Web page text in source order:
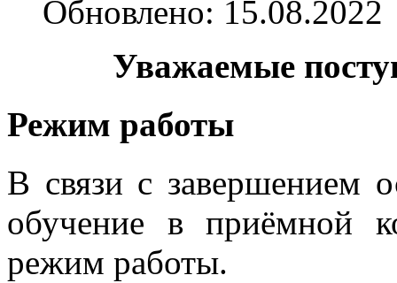
Обновлено: 15.08.2022
Уважаемые
Режим работы
В связи с завершением
обучение в приёмной
режим работы.